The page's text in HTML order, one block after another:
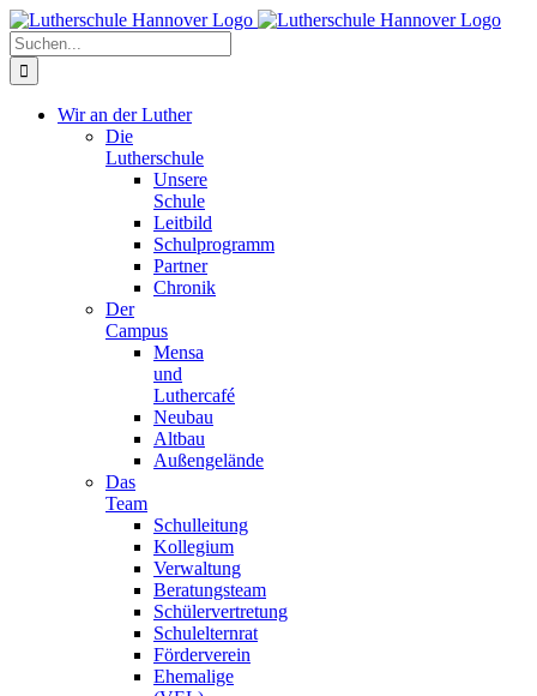
Zum
Inhalt
springen
Facebook
X
Instagram
Pinterest
Suche
nach:
Wir an der Luther
Die
Lutherschule
Unsere
Schule
Leitbild
Schulprogramm
Partner
Chronik
Der
Campus
Mensa
und
Luthercafé
Neubau
Altbau
Außengelände
Das
Team
Schulleitung
Kollegium
Verwaltung
Beratungsteam
Schülervertretung
Schulelternrat
Förderverein
Ehemalige